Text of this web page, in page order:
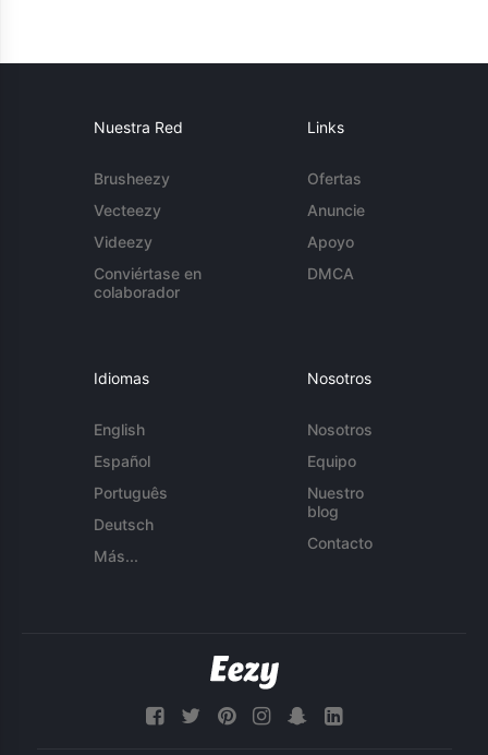
Nuestra Red
Brusheezy
Vecteezy
Videezy
Conviértase en
colaborador
Links
Ofertas
Anuncie
Apoyo
DMCA
Idiomas
English
Español
Português
Deutsch
Más...
Nosotros
Nosotros
Equipo
Nuestro
blog
Contacto